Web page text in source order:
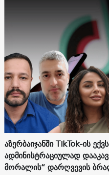
აზერბაიჯანში TikTok-ის
ადმინისტრაციულად
მორალის“ დარღვევის